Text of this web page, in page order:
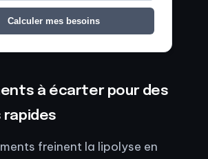
Calculer mes besoins
à écarter pour des
freinent la lipolyse en